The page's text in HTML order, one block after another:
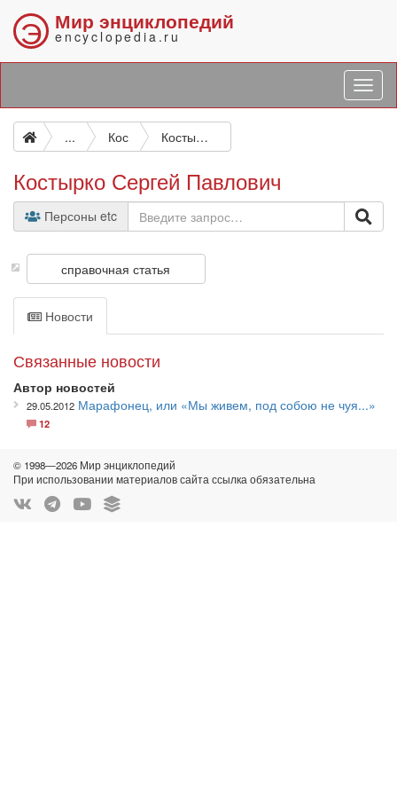
Э Мир энциклопедий
encyclopedia.ru
... Кос Костырко Сергей Павлович
Костырко Сергей Павлович
Персоны etc
справочная статья
Новости
Связанные новости
Автор новостей
29.05.2012 Марафонец, или «Мы живем, под собою не чуя...»
12
© 1998—2026 Мир энциклопедий
При использовании материалов сайта ссылка обязательна